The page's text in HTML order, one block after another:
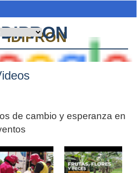
Powered by
IDIPRON
de cambio y esperanza en